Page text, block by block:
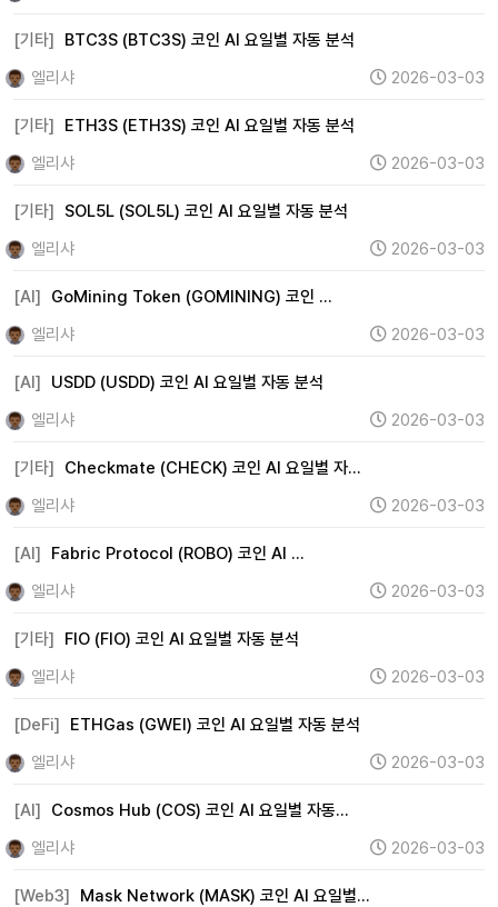
[기타]
BTC3S (BTC3S) 코인 AI 요일별 자동 분석
엘리샤
2026-03-03
[기타]
ETH3S (ETH3S) 코인 AI 요일별 자동 분석
엘리샤
2026-03-03
[기타]
SOL5L (SOL5L) 코인 AI 요일별 자동 분석
엘리샤
2026-03-03
[AI]
GoMining Token (GOMINING) 코인 …
엘리샤
2026-03-03
[AI]
USDD (USDD) 코인 AI 요일별 자동 분석
엘리샤
2026-03-03
[기타]
Checkmate (CHECK) 코인 AI 요일별 자…
엘리샤
2026-03-03
[AI]
Fabric Protocol (ROBO) 코인 AI …
엘리샤
2026-03-03
[기타]
FIO (FIO) 코인 AI 요일별 자동 분석
엘리샤
2026-03-03
[DeFi]
ETHGas (GWEI) 코인 AI 요일별 자동 분석
엘리샤
2026-03-03
[AI]
Cosmos Hub (COS) 코인 AI 요일별 자동…
엘리샤
2026-03-03
[Web3]
Mask Network (MASK) 코인 AI 요일별…